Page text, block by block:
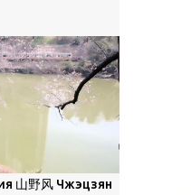
В данном
к
от
и высоты
наиболее
света 15°
солнечной
и галереи, он
вдохновлен
великих
Брайан
картины
"Такаюки
классическую
山野风 Чжэцзян